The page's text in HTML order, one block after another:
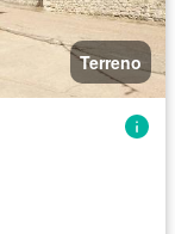
Terreno